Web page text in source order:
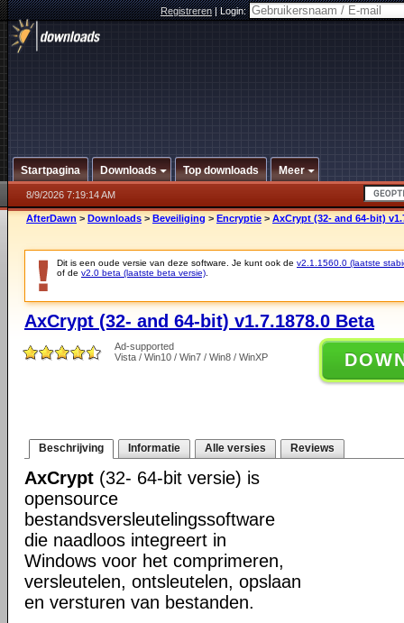
Registreren|Login:
Startpagina Downloads Top downloads Meer
8/9/2026 7:19:14 AM
AfterDawn > Downloads > Beveiliging > Encryptie > AxCrypt (32- and 64-bit)
Dit is een oude versie van deze software. Je kunt ook de v2.1.1560.0 (laatste
of de v2.0 beta (laatste beta versie)
AxCrypt (32- and 64-bit) v1.7.1878.0 Beta
Ad-supported
Vista / Win10 / Win7 / Win8 / WinXP
Beschrijving Informatie Alle versies Reviews
AxCrypt (32- 64-bit versie) is
opensource
bestandsversleutelingssoftware
die naadloos integreert in
Windows voor het comprimeren,
versleutelen, ontsleutelen, opslaan
en versturen van bestanden.